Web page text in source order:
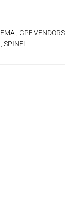
GPE VENDORS
SPINEL